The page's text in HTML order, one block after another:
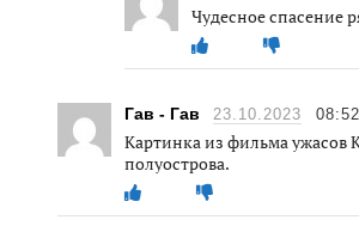
Чудесное спасение
Гав - Гав 23.10.2023 08:52
Картинка из фильма ужасов
полуострова.